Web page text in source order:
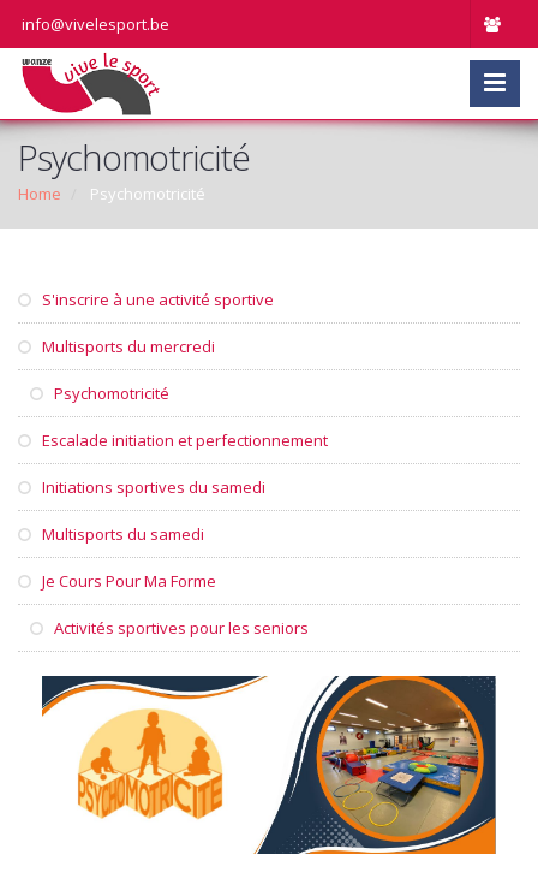
info@vivelesport.be
Psychomotricité
Home Psychomotricité
S'inscrire à une activité sportive
Multisports du mercredi
Psychomotricité
Escalade initiation et perfectionnement
Initiations sportives du samedi
Multisports du samedi
Je Cours Pour Ma Forme
Activités sportives pour les seniors